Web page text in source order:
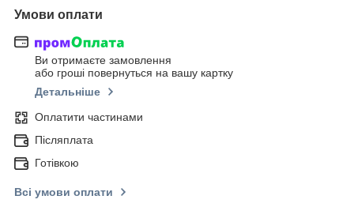
Умови оплати
Ви отримаєте замовлення
або гроші повернуться на вашу картку
Детальніше
Оплатити частинами
Післяплата
Готівкою
Всі умови оплати